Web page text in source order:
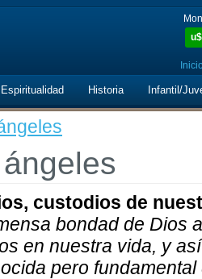
u$
Espiritualidad Historia Infantil/
custodios de
bondad de Dios
en nuestra vida, y
pero fundamental